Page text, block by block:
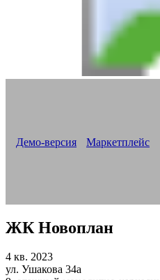
Демо-версия
Маркетплейс
ЖК Новоплан
4 кв. 2023
ул. Ушакова 34а